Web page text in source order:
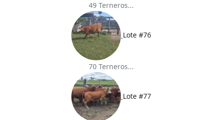
49 Terneros...
Lote #76
70 Terneros...
Lote #77